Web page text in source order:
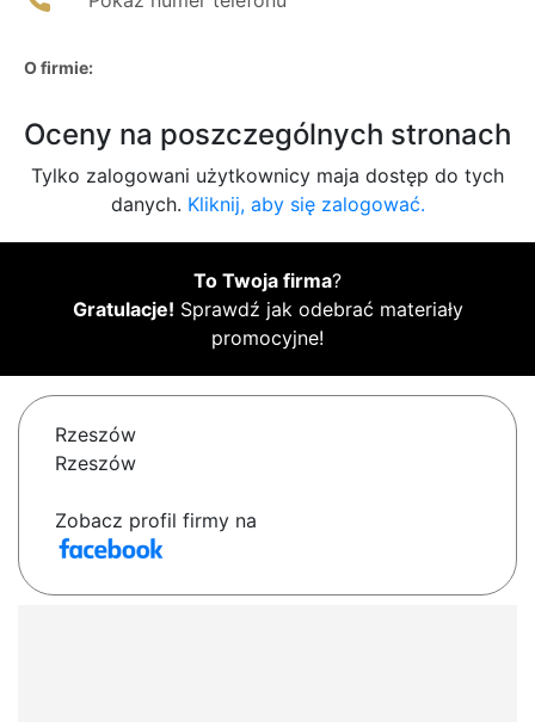
O firmie:
Oceny na poszczególnych stronach
Tylko zalogowani użytkownicy maja dostęp do tych
danych. Kliknij, aby się zalogować.
To Twoja firma?
Gratulacje! Sprawdź jak odebrać materiały
promocyjne!
Rzeszów
Rzeszów
Zobacz profil firmy na